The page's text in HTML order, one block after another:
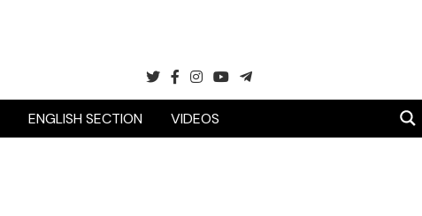
ENGLISH SECTION VIDEOS